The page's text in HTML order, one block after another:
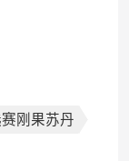
刚果苏丹